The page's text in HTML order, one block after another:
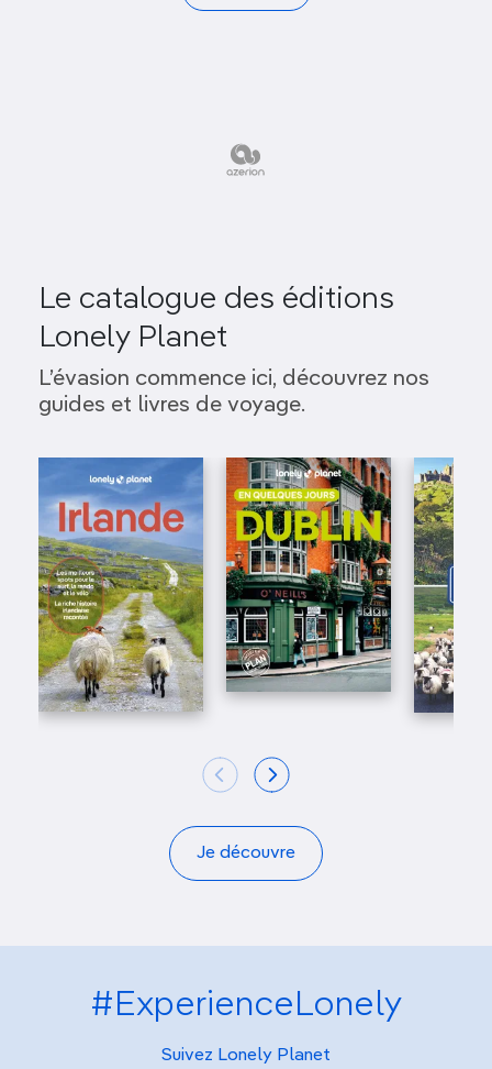
Le catalogue des éditions
Lonely Planet
L’évasion commence ici, découvrez nos
guides et livres de voyage.
Je découvre
#ExperienceLonely
Suivez Lonely Planet